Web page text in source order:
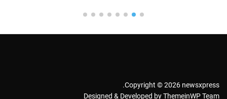
Copyright © 2026 newsxpress.
Designed & Developed byThemeinWP Team